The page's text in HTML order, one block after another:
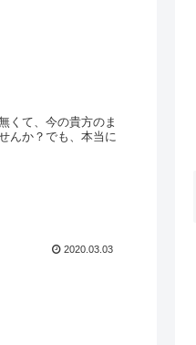
くて、今の貴方のま
んか？でも、本当に
2020.03.03